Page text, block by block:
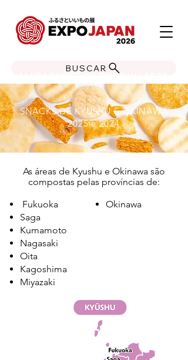
BUSCAR
MACARRÕES DE TOHOKU 2025
SNACKS DE KYUSHU E OKINAWA
2025 e 2024
As áreas de Kyushu e Okinawa são
compostas pelas províncias de:
Fukuoka
Saga
Kumamoto
Nagasaki
Oita
Kagoshima
Miyazaki
Okinawa